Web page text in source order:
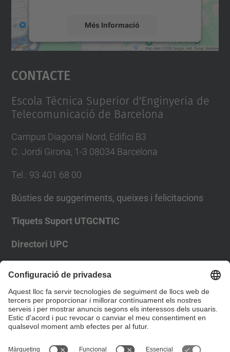
Més Informació
Accepta
powered by
Contacte
Escola Tècnica Superior d'Enginyeria de
Telecomunicació de Barcelona
Campus Diagonal Nord, Edifici B3
C. Jordi Girona, 1-3 08034 Barcelona
Tel. : 93 401 68 00
Bústies de suggeriments, queixes i felicitacions
Tiquets Suport UTGCNTIC
Directori UPC
Llista Xarxes Socials